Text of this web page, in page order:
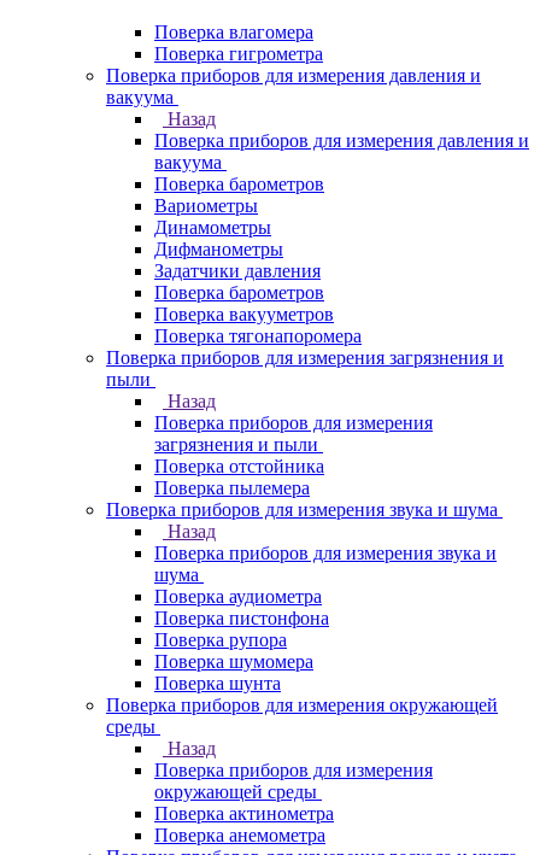
Поверка влагомера
Поверка гигрометра
Поверка приборов для измерения давления и
вакуума
Назад
Поверка приборов для измерения давления и
вакуума
Поверка барометров
Вариометры
Динамометры
Дифманометры
Задатчики давления
Поверка барометров
Поверка вакууметров
Поверка тягонапоромера
Поверка приборов для измерения загрязнения и
пыли
Назад
Поверка приборов для измерения
загрязнения и пыли
Поверка отстойника
Поверка пылемера
Поверка приборов для измерения звука и шума
Назад
Поверка приборов для измерения звука и
шума
Поверка аудиометра
Поверка пистонфона
Поверка рупора
Поверка шумомера
Поверка шунта
Поверка приборов для измерения окружающей
среды
Назад
Поверка приборов для измерения
окружающей среды
Поверка актинометра
Поверка анемометра